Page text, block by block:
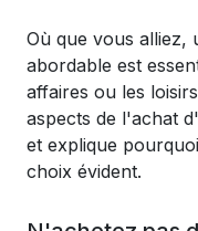
Où que vous alliez,
abordable est
affaires ou les
aspects de l'achat
et explique
choix évident.